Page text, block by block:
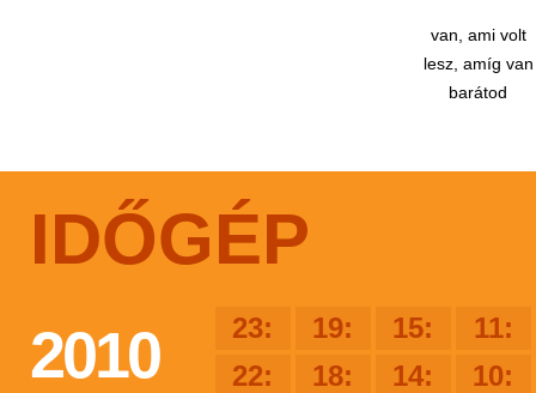
van, ami volt
lesz, amíg van
barátod
IDŐGÉP
2010
23: 19: 15:
11:
22:
18: 14:
10: